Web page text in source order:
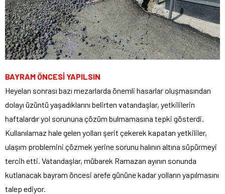
BAYRAM ÖNCESİ YAPILSIN
Heyelan sonrası bazı mezarlarda önemli hasarlar oluşmasından
dolayı üzüntü yaşadıklarını belirten vatandaşlar, yetkililerin
haftalardır yol sorununa çözüm bulmamasına tepki gösterdi.
Kullanılamaz hale gelen yolları şerit çekerek kapatan yetkililer,
ulaşım problemini çözmek yerine sorunu halının altına süpürmeyi
tercih etti. Vatandaşlar, mübarek Ramazan ayının sonunda
kutlanacak bayram öncesi arefe gününe kadar yolların yapılmasını
talep ediyor.